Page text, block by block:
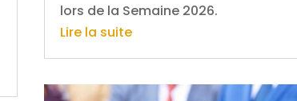
lors de la Semaine 2026.
Lire la suite